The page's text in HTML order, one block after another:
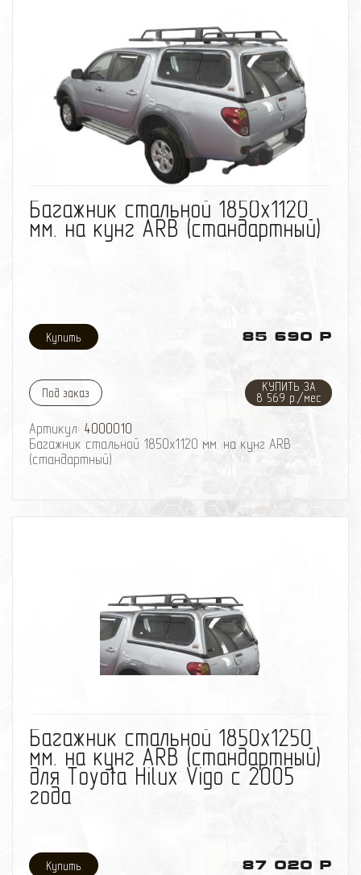
Багажник стальной 1850х1120
мм. на кунг ARB (стандартный)
85 690 Р
Под заказ
КУПИТЬ ЗА
8 569 р./мес
Артикул: 4000010
Багажник стальной 1850х1120 мм. на кунг ARB
(стандартный)
Багажник стальной 1850х1250
мм. на кунг ARB (стандартный)
для Toyota Hilux Vigo с 2005
года
87 020 Р